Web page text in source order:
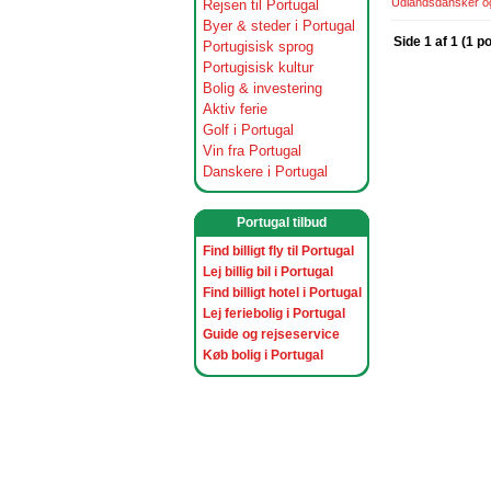
Rejsen til Portugal
Byer & steder i Portugal
Portugisisk sprog
Portugisisk kultur
Bolig & investering
Aktiv ferie
Golf i Portugal
Vin fra Portugal
Danskere i Portugal
Portugal tilbud
Find billigt fly til Portugal
Lej billig bil i Portugal
Find billigt hotel i Portugal
Lej feriebolig i Portugal
Guide og rejseservice
Køb bolig i Portugal
Side 1 af 1 (1